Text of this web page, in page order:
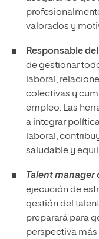
valorados y
Responsable
de gestionar
laboral,
colectivas y
empleo. Las
a integrar
laboral,
saludable y
Talent manager
ejecución de
gestión del
preparará para
perspectiva más